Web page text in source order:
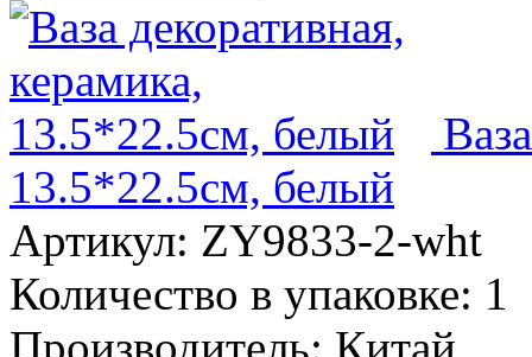
13.5*22.5см, белый
Артикул: ZY9833-2-wht
Количество в упаковке: 1
Производитель: Китай